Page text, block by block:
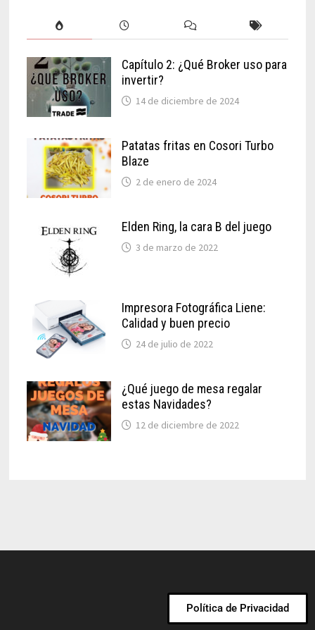
Capítulo 2: ¿Qué Broker uso para
invertir?
14 de diciembre de 2024
Patatas fritas en Cosori Turbo
Blaze
2 de enero de 2024
Elden Ring, la cara B del juego
3 de marzo de 2022
Impresora Fotográfica Liene:
Calidad y buen precio
24 de julio de 2022
¿Qué juego de mesa regalar
estas Navidades?
12 de diciembre de 2022
Política de Privacidad